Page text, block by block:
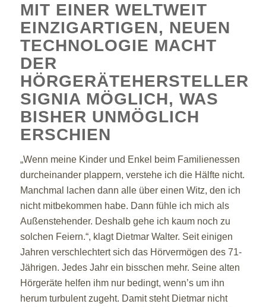
MIT EINER WELTWEIT
EINZIGARTIGEN, NEUEN
TECHNOLOGIE MACHT
DER
HÖRGERÄTEHERSTELLER
SIGNIA MÖGLICH, WAS
BISHER UNMÖGLICH
ERSCHIEN
„Wenn meine Kinder und Enkel beim Familienessen
durcheinander plappern, verstehe ich die Hälfte nicht.
Manchmal lachen dann alle über einen Witz, den ich
nicht mitbekommen habe. Dann fühle ich mich als
Außenstehender. Deshalb gehe ich kaum noch zu
solchen Feiern.“, klagt Dietmar Walter. Seit einigen
Jahren verschlechtert sich das Hörvermögen des 71-
Jährigen. Jedes Jahr ein bisschen mehr. Seine alten
Hörgeräte helfen ihm nur bedingt, wenn’s um ihn
herum turbulent zugeht. Damit steht Dietmar nicht